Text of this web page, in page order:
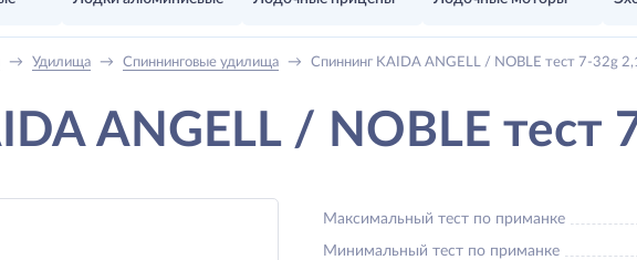
→ Удилища → Спиннинговые удилища → Спиннинг KAIDA ANGELL / NOBLE тест 7-32g
ANGELL / NOBLE тест
Максимальный тест по приманке
Минимальный тест по приманке